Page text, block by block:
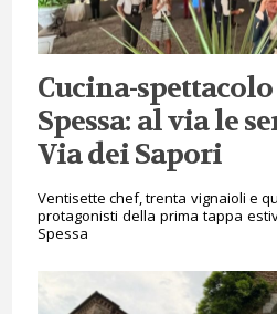
Cucina-
Spessa: al via le
Via dei Sapori
Ventisette chef, trenta vignaioli e
protagonisti della prima tappa
Spessa